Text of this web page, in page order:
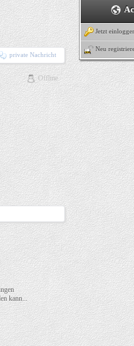
private Nachricht
Offline
kann...
Jetzt
Neu